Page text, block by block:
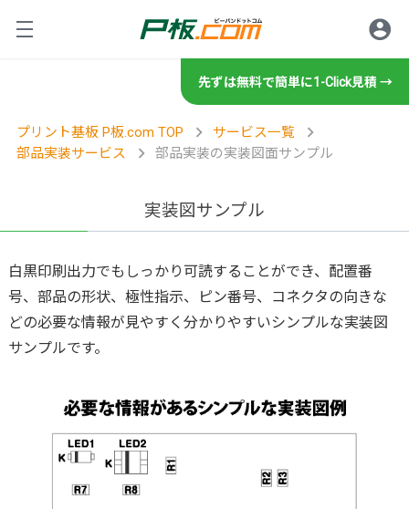
プリント基板の製造・設計・
サービス紹介
設計サービスの流れ
技術相談・事前データ確認
基板製造
製造サービスの特徴
製造サービスの流れ
製造工場案内
リピート製造サービス
量産コース
基板実装
実装サービスの流れ
実装工場案内
部品調達
GUGEN Hub（オンライン調達）
開発量産支援
初めてのお客様
初めてのお客様へ
お客様の声
商社・商社経由のお客様
商社経由でのご注文について
ご注文の流れ
操作ガイド
お支払い・出荷
お支払い
規格／仕様一覧
環境化学物質情報
発行書類・レポートなど
技術情報・セミナー
テクニカルガイド
セミナー
セミナースケジュール
ツール
部品リスト変換・管理
ロ
グ
先ずは無料で簡単に1-Click見積 →
プリント基板 P板.com TOP
サービス一覧
部品実装サービス
部品実装の実装図面サンプル
実装図サンプル
白黒印刷出力でもしっかり可読することができ、配置番
号、部品の形状、極性指示、ピン番号、コネクタの向きな
どの必要な情報が見やすく分かりやすいシンプルな実装図
サンプルです。